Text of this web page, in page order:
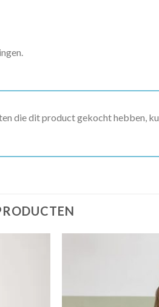
die dit product gekocht hebben,